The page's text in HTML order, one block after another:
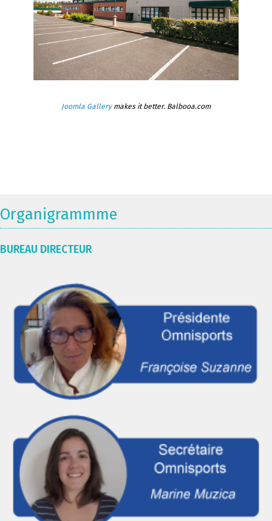
Joomla Gallerymakes it better. Balbooa.com
Organigrammme
BUREAU DIRECTEUR